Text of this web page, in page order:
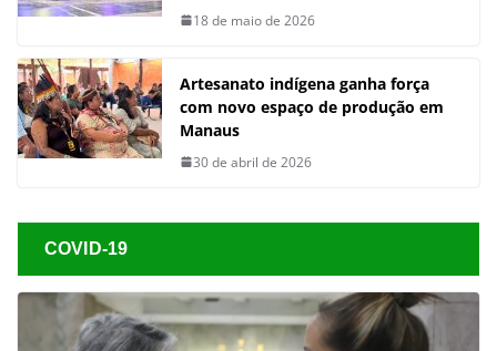
18 de maio de 2026
Artesanato indígena ganha força
com novo espaço de produção em
Manaus
30 de abril de 2026
COVID-19